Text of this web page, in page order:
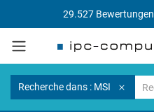
29.527 Bewertungen
Recherche dans : MSI